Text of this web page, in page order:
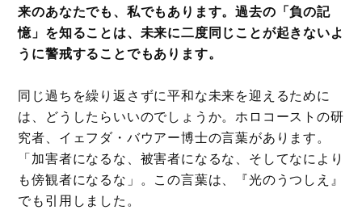
来のあなたでも、私でもあります。過去の「負の記
憶」を知ることは、未来に二度同じことが起きないよ
うに警戒することでもあります。
同じ過ちを繰り返さずに平和な未来を迎えるために
は、どうしたらいいのでしょうか。ホロコーストの研
究者、イェフダ・バウアー博士の言葉があります。
「加害者になるな、被害者になるな、そしてなにより
も傍観者になるな」。この言葉は、『光のうつしえ』
でも引用しました。